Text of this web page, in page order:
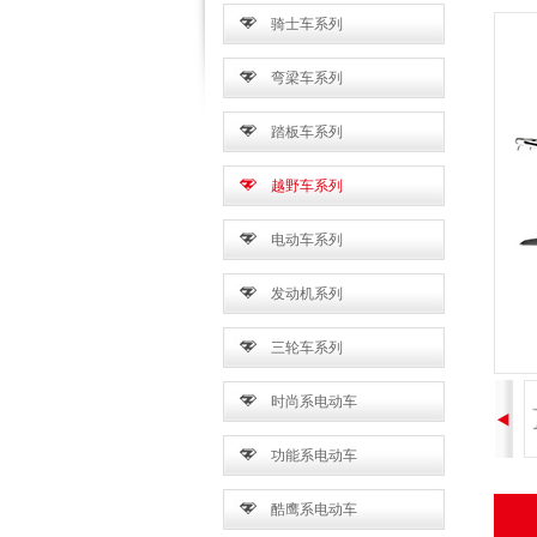
骑士车系列
弯梁车系列
踏板车系列
越野车系列
电动车系列
发动机系列
三轮车系列
时尚系电动车
功能系电动车
酷鹰系电动车